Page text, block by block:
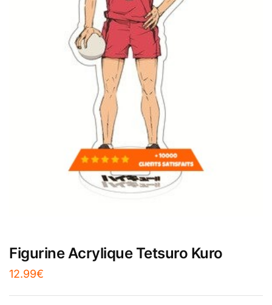
Figurine Acrylique Tetsuro Kuro
12.99€